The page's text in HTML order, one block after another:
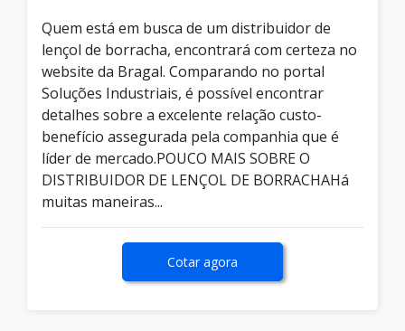
Quem está em busca de um distribuidor de
lençol de borracha, encontrará com certeza no
website da Bragal. Comparando no portal
Soluções Industriais, é possível encontrar
detalhes sobre a excelente relação custo-
benefício assegurada pela companhia que é
líder de mercado.POUCO MAIS SOBRE O
DISTRIBUIDOR DE LENÇOL DE BORRACHAHá
muitas maneiras...
Cotar agora